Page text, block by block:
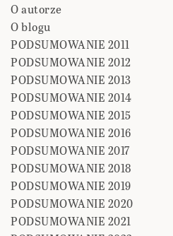
O autorze
O blogu
PODSUMOWANIE 2011
PODSUMOWANIE 2012
PODSUMOWANIE 2013
PODSUMOWANIE 2014
PODSUMOWANIE 2015
PODSUMOWANIE 2016
PODSUMOWANIE 2017
PODSUMOWANIE 2018
PODSUMOWANIE 2019
PODSUMOWANIE 2020
PODSUMOWANIE 2021